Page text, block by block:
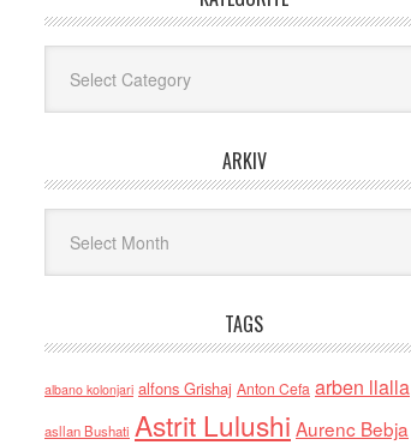
ARKIV
TAGS
albano kolonjari alfons Grishaj Anton Cefa arben llalla
asllan Bushati Astrit Lulushi Aurenc Bebja